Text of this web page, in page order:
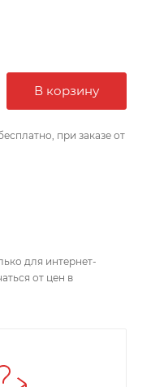
В корзину
при заказе от
для интернет-
от цен в